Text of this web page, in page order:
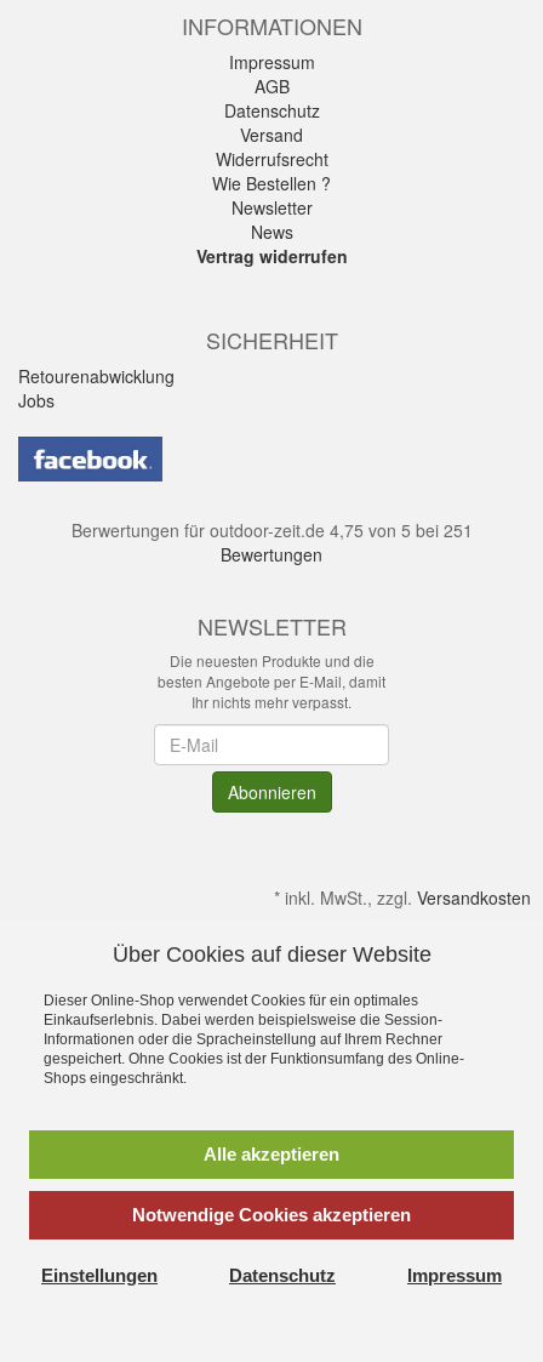
INFORMATIONEN
Impressum
AGB
Datenschutz
Versand
Widerrufsrecht
Wie Bestellen ?
Newsletter
News
Vertrag widerrufen
SICHERHEIT
Retourenabwicklung
Jobs
Berwertungen für outdoor-zeit.de 4,75 von 5 bei 251
Bewertungen
NEWSLETTER
Die neuesten Produkte und die
besten Angebote per E-Mail, damit
Ihr nichts mehr verpasst.
Abonnieren
* inkl. MwSt., zzgl. Versandkosten
Irrtümer & kleine Produktabweichungen vorbehalten!
Gültig solange Verfügbar. Die Abbildungen enthalten teilweise
Dekoration bzw. Zusatzausstattung. Preise gelten ohne diese.
Alle Rechte an Namen, Beschreibungen sowie Bildern gehören
Schorndorf,Göppingen,Heidenheim und Schwäbisch Gmünd
Sie suchen einen Seminarraum, Tagungsraum oder einen
Schulungsraum zum mieten, dann wäre unserSeminar und
Schulungs Stadlvielleicht das richtige
© 2002 - 2024 Outdoor-Zeit:Outdoor Shop
Über Cookies auf dieser Website
Dieser Online-Shop verwendet Cookies für ein optimales
Einkaufserlebnis. Dabei werden beispielsweise die Session-
Informationen oder die Spracheinstellung auf Ihrem Rechner
gespeichert. Ohne Cookies ist der Funktionsumfang des Online-
Shops eingeschränkt.
Alle akzeptieren
Notwendige Cookies akzeptieren
Einstellungen Datenschutz Impressum